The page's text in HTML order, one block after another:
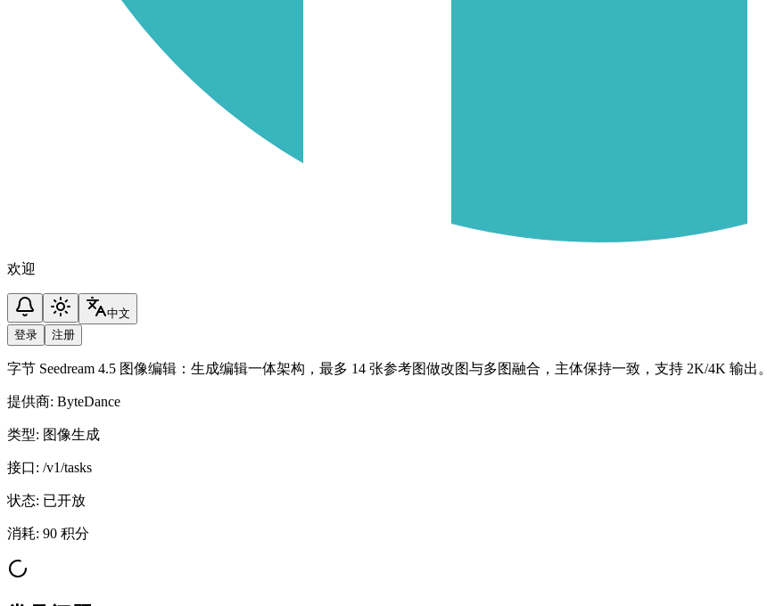
欢迎
中文
登录
注册
字节 Seedream 4.5 图像编辑：生成编辑一体架构，最多 14 张参考图做改图与多图融合，主体保持一致，支持 2K/4K 输出。
提供商: ByteDance
类型: 图像生成
接口: /v1/tasks
状态: 已开放
消耗: 90 积分